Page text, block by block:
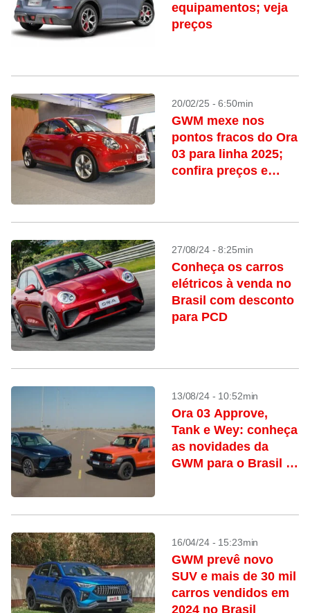
equipamentos; veja
preços
20/02/25 - 6:50min
GWM mexe nos
pontos fracos do Ora
03 para linha 2025;
confira preços e
27/08/24 - 8:25min
Conheça os carros
elétricos à venda no
Brasil com desconto
para PCD
13/08/24 - 10:52min
Ora 03 Approve,
Tank e Wey: conheça
as novidades da
GWM para o Brasil e
16/04/24 - 15:23min
GWM prevê novo
SUV e mais de 30 mil
carros vendidos em
2024 no Brasil